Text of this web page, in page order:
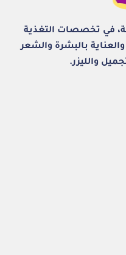
في تخصصات التغذية
بالبشرة والشعر
والليزر.